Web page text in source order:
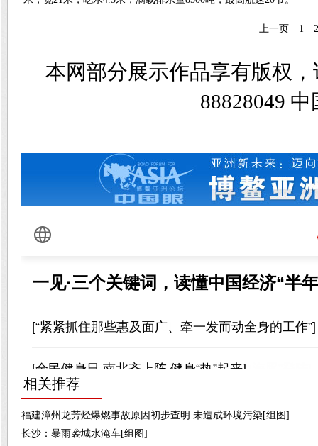
上一页 1 2
本网部分展示作品享有版权
88828049
相关推荐
福建漳州龙芳烃爆燃事故原因初步查明 未造成环境污染[组图]
长沙：暴雨袭城水淹车[组图]